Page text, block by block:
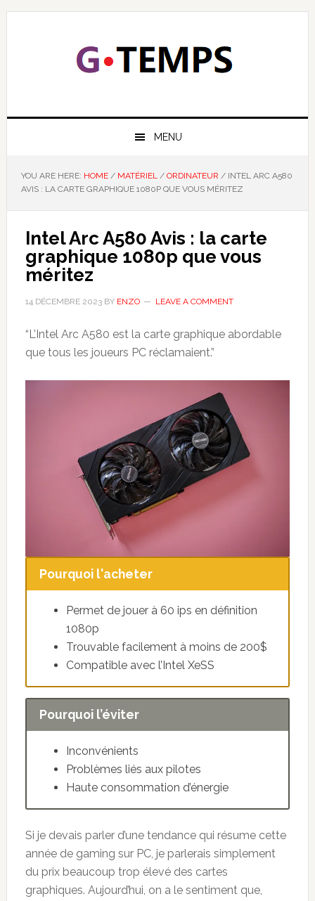
Skip
Skip
Skip
Skip
GTEMPS
MENU
YOU ARE HERE: HOME / MATÉRIEL / ORDINATEUR /INTEL ARC A580
AVIS : LA CARTE GRAPHIQUE 1080P QUE VOUS MÉRITEZ
Intel Arc A580 Avis : la carte
graphique 1080p que vous
méritez
14 DÉCEMBRE 2023BY ENZO LEAVE A COMMENT
“L’Intel Arc A580 est la carte graphique abordable
que tous les joueurs PC réclamaient.”
Pourquoi l'acheter
Permet de jouer à 60 ips en définition
1080p
Trouvable facilement à moins de 200$
Compatible avec l’Intel XeSS
Pourquoi l’éviter
Inconvénients
Problèmes liés aux pilotes
Haute consommation d’énergie
Si je devais parler d’une tendance qui résume cette
année de gaming sur PC, je parlerais simplement
du prix beaucoup trop élevé des cartes
graphiques. Aujourd’hui, on a le sentiment que,